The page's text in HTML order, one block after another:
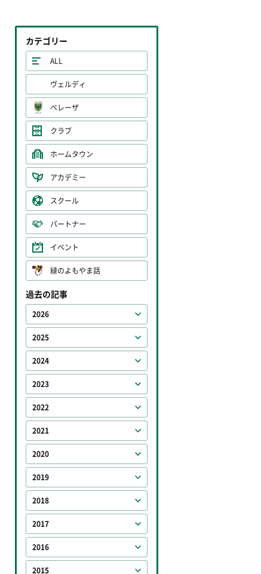
カテゴリー
ALL
ヴェルディ
ベレーザ
クラブ
ホームタウン
アカデミー
スクール
パートナー
イベント
緑のよもやま話
過去の記事
2026
2025
2024
2023
2022
2021
2020
2019
2018
2017
2016
2015